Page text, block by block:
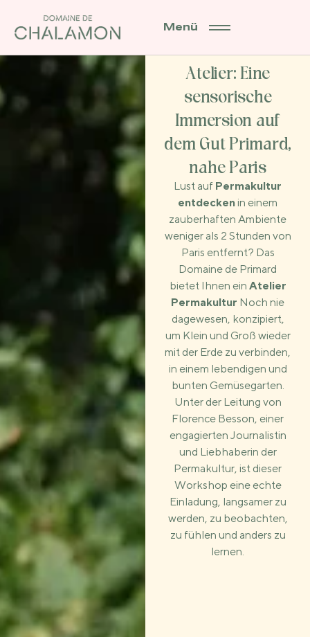
Menü
Permakultur-
Atelier: Eine
sensorische
Immersion auf
dem Gut Primard,
nahe Paris
Lust auf Permakultur
entdeckenin einem
zauberhaften Ambiente
weniger als 2 Stunden von
Paris entfernt? Das
Domaine de Primard
bietet Ihnen ein Atelier
Permakultur Noch nie
dagewesen, konzipiert,
um Klein und Groß wieder
mit der Erde zu verbinden,
in einem lebendigen und
bunten Gemüsegarten.
Unter der Leitung von
Florence Besson, einer
engagierten Journalistin
und Liebhaberin der
Permakultur, ist dieser
Workshop eine echte
Einladung, langsamer zu
werden, zu beobachten,
zu fühlen und anders zu
lernen.